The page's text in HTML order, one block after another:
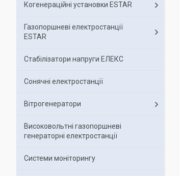
Когенераційні установки ESTAR
Газопоршневі електростанції
ESTAR
Стабілізатори напруги ЕЛЕКС
Сонячні електростанції
Вітрогенератори
Високовольтні газопоршневі
генераторні електростанції
Системи моніторингу